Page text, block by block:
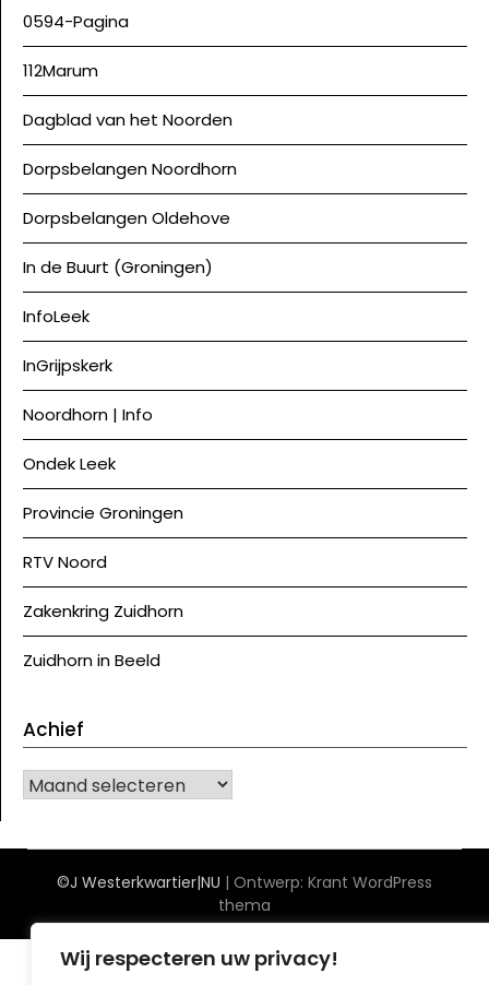
Wij respecteren uw privacy!
0594-Pagina
112Marum
Dagblad van het Noorden
Dorpsbelangen Noordhorn
Dorpsbelangen Oldehove
In de Buurt (Groningen)
InfoLeek
InGrijpskerk
Noordhorn | Info
Ondek Leek
Provincie Groningen
RTV Noord
Zakenkring Zuidhorn
Zuidhorn in Beeld
Achief
Achief
©J Westerkwartier|NU | Ontwerp: Krant WordPress
thema